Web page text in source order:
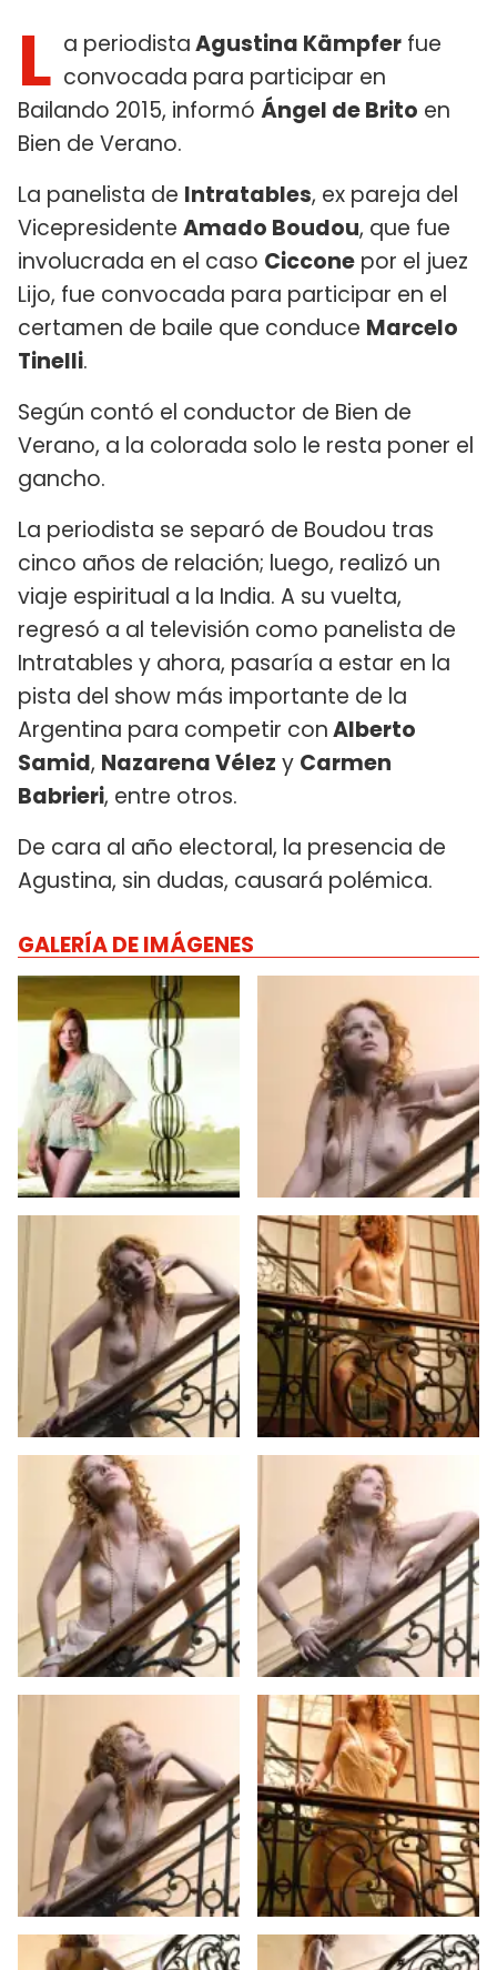
L a periodistaAgustina Kämpfer fue
convocada para participar en
Bailando 2015, informó Ángel de Brito en
Bien de Verano.
La panelista de Intratables, ex pareja del
Vicepresidente Amado Boudou, que fue
involucrada en el caso Ciccone por el juez
Lijo, fue convocada para participar en el
certamen de baile que conduce Marcelo
Tinelli.
Según contó el conductor de Bien de
Verano, a la colorada solo le resta poner el
gancho.
La periodista se separó de Boudou tras
cinco años de relación; luego, realizó un
viaje espiritual a la India. A su vuelta,
regresó a al televisión como panelista de
Intratables y ahora, pasaría a estar en la
pista del show más importante de la
Argentina para competir conAlberto
Samid, Nazarena Vélez y Carmen
Babrieri, entre otros.
De cara al año electoral, la presencia de
Agustina, sin dudas, causará polémica.
GALERÍA DE IMÁGENES